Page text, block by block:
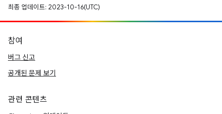
최종 업데이트: 2023-10-16(UTC)
참여
버그 신고
공개된 문제 보기
관련 콘텐츠